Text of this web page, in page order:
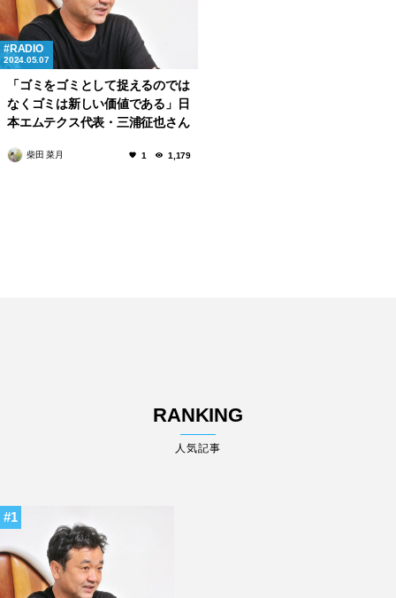
RADIO
2024.05.07
「ゴミをゴミとして捉えるのでは
なくゴミは新しい価値である」日
本エムテクス代表・三浦征也さん
柴田 菜月 1 1,179
RANKING
人気記事
1